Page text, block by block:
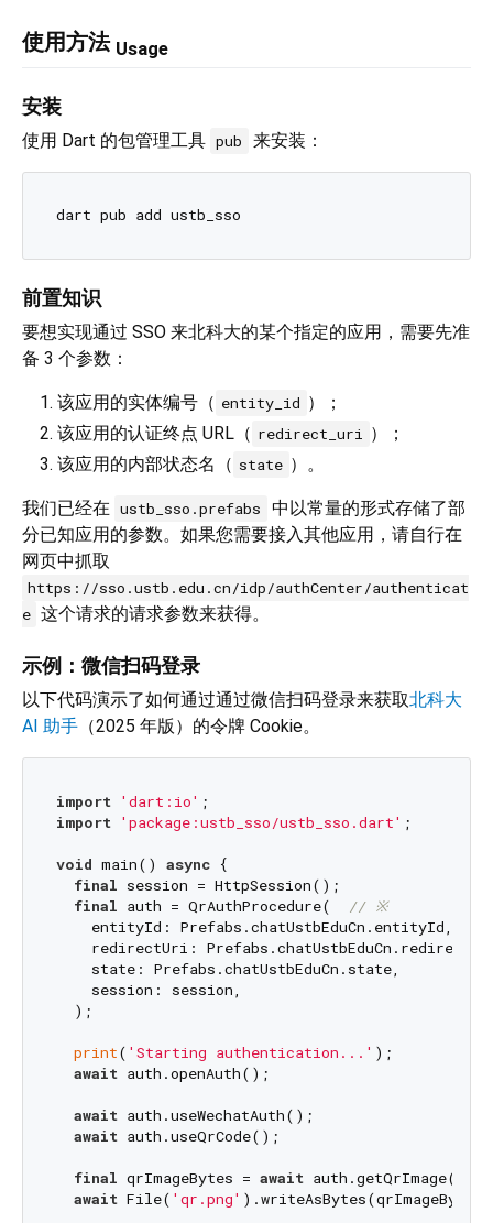
使用方法 Usage
安装
使用 Dart 的包管理工具 pub 来安装：
前置知识
要想实现通过 SSO 来北科大的某个指定的应用，需要先准
备 3 个参数：
该应用的实体编号（ entity_id ）；
该应用的认证终点 URL（ redirect_uri ）；
该应用的内部状态名（ state ）。
我们已经在 ustb_sso.prefabs
中以常量的形式存储了部
分已知应用的参数。如果您需要接入其他应用，请自行在
网页中抓取
https://sso.ustb.edu.cn/idp/authCenter/authenticat
e 这个请求的请求参数来获得。
示例：微信扫码登录
以下代码演示了如何通过通过微信扫码登录来获取北科大
AI 助手 （2025 年版）的令牌 Cookie。
import 'dart:io'
import 'package:ustb_sso/ustb_sso.dart' ;
void main() async {
final session = HttpSession();
final auth = QrAuthProcedure( // ※
    entityId: Prefabs.chatUstbEduCn.entityId,
redirectUri:
    state: Prefabs.chatUstbEduCn.state,
    session: session,
  );
print( 'Starting authentication...' );
await auth.openAuth();
await auth.useWechatAuth();
await auth.useQrCode();
final qrImageBytes = await auth.getQrImage();
await File( 'qr.png'